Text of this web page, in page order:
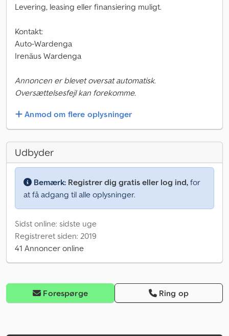
Levering, leasing eller finansiering muligt.
Kontakt:
Auto-Wardenga
Irenäus Wardenga
Annoncen er blevet oversat automatisk.
Oversættelsesfejl kan forekomme.
Anmod om flere oplysninger
Udbyder
Bemærk: Registrer dig gratis eller log ind, for
at få adgang til alle oplysninger.
Sidst online: sidste uge
Registreret siden: 2019
41 Annoncer online
Forespørge Ring op